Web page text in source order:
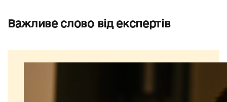
Важливе слово від експертів